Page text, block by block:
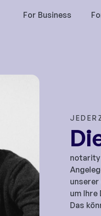
For Business
notarity
um Ihre
Das